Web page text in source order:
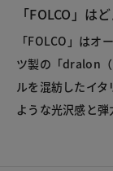
「FOLCO」は
「FOLCO」はオ
ツ製の「dralon（
ルを混紡したイ
ような光沢感と弾